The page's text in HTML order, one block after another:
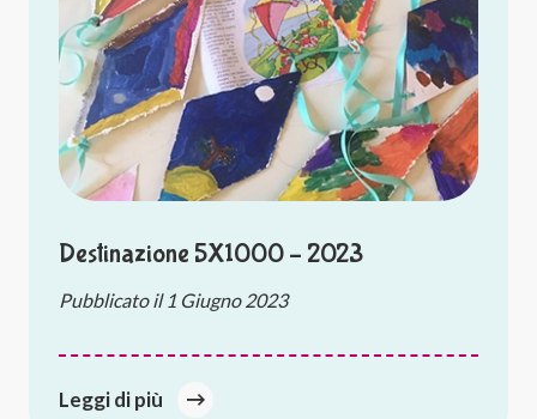
Destinazione 5X1000 – 2023
Pubblicato il 1 Giugno 2023
Leggi di più